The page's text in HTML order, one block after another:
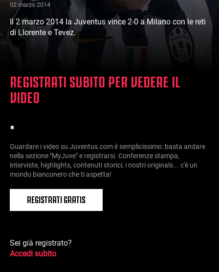
02 marzo 2014
Il 2 marzo 2014 la Juventus vince 2-0 a Milano con le reti
di Llorente e Tevez.
REGISTRATI SUBITO PER VEDERE IL
VIDEO
*
Guardare i video su Juventus.com è semplicissimo: basta andare
nella sezione "MyJuve" e registrarsi. Conferenze stampa,
interviste, highlights, contenuti storici, i nostri originals... c'è un
mondo bianconero che ti aspetta!
REGISTRATI GRATIS
Sei già registrato?
Accedi subito